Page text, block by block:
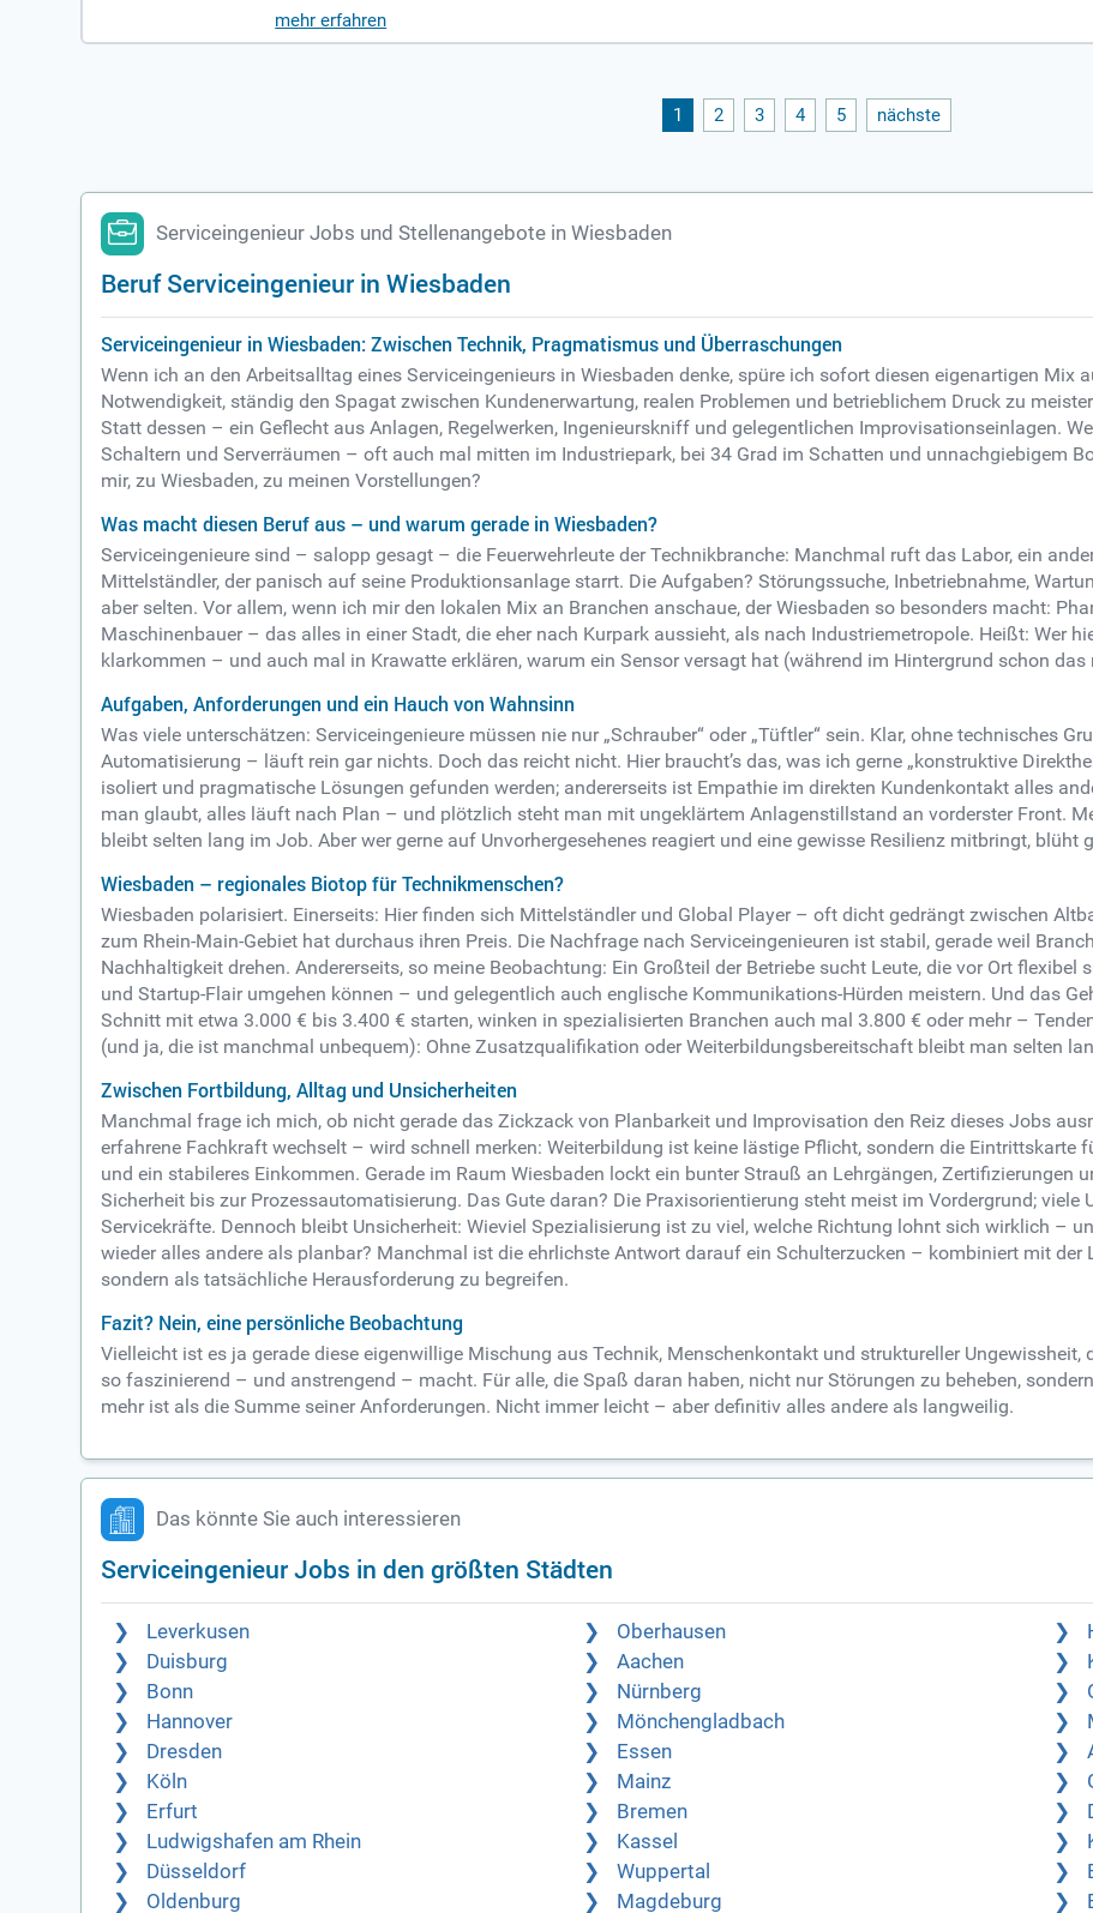
mehr erfahren
1 2 3 4 5 nächste
Serviceingenieur Jobs und Stellenangebote in Wiesbaden
Beruf Serviceingenieur in Wiesbaden
Serviceingenieur in Wiesbaden: Zwischen Technik, Pragmatismus und Überraschungen
Wenn ich an den Arbeitsalltag eines Serviceingenieurs in Wiesbaden denke, spüre ich sofort diesen eigenartigen Mix
Notwendigkeit, ständig den Spagat zwischen Kundenerwartung, realen Problemen und betrieblichem Druck zu
Statt dessen – ein Geflecht aus Anlagen, Regelwerken, Ingenieurskniff und gelegentlichen Improvisationseinlagen.
Schaltern und Serverräumen – oft auch mal mitten im Industriepark, bei 34 Grad im Schatten und unnachgiebigem
mir, zu Wiesbaden, zu meinen Vorstellungen?
Was macht diesen Beruf aus – und warum gerade in Wiesbaden?
Serviceingenieure sind – salopp gesagt – die Feuerwehrleute der Technikbranche: Manchmal ruft das Labor, ein
Mittelständler, der panisch auf seine Produktionsanlage starrt. Die Aufgaben? Störungssuche, Inbetriebnahme,
aber selten. Vor allem, wenn ich mir den lokalen Mix an Branchen anschaue, der Wiesbaden so besonders macht:
Maschinenbauer – das alles in einer Stadt, die eher nach Kurpark aussieht, als nach Industriemetropole. Heißt: Wer
klarkommen – und auch mal in Krawatte erklären, warum ein Sensor versagt hat (während im Hintergrund schon
Aufgaben, Anforderungen und ein Hauch von Wahnsinn
Was viele unterschätzen: Serviceingenieure müssen nie nur „Schrauber“ oder „Tüftler“ sein. Klar, ohne technisches
Automatisierung – läuft rein gar nichts. Doch das reicht nicht. Hier braucht’s das, was ich gerne „konstruktive
isoliert und pragmatische Lösungen gefunden werden; andererseits ist Empathie im direkten Kundenkontakt alles
man glaubt, alles läuft nach Plan – und plötzlich steht man mit ungeklärtem Anlagenstillstand an vorderster Front.
bleibt selten lang im Job. Aber wer gerne auf Unvorhergesehenes reagiert und eine gewisse Resilienz mitbringt,
Wiesbaden – regionales Biotop für Technikmenschen?
Wiesbaden polarisiert. Einerseits: Hier finden sich Mittelständler und Global Player – oft dicht gedrängt zwischen
zum Rhein-Main-Gebiet hat durchaus ihren Preis. Die Nachfrage nach Serviceingenieuren ist stabil, gerade weil
Nachhaltigkeit drehen. Andererseits, so meine Beobachtung: Ein Großteil der Betriebe sucht Leute, die vor Ort
und Startup-Flair umgehen können – und gelegentlich auch englische Kommunikations-Hürden meistern. Und das
Schnitt mit etwa 3.000 € bis 3.400 € starten, winken in spezialisierten Branchen auch mal 3.800 € oder mehr –
(und ja, die ist manchmal unbequem): Ohne Zusatzqualifikation oder Weiterbildungsbereitschaft bleibt man selten
Zwischen Fortbildung, Alltag und Unsicherheiten
Manchmal frage ich mich, ob nicht gerade das Zickzack von Planbarkeit und Improvisation den Reiz dieses Jobs
erfahrene Fachkraft wechselt – wird schnell merken: Weiterbildung ist keine lästige Pflicht, sondern die Eintrittskarte
und ein stabileres Einkommen. Gerade im Raum Wiesbaden lockt ein bunter Strauß an Lehrgängen, Zertifizierungen
Sicherheit bis zur Prozessautomatisierung. Das Gute daran? Die Praxisorientierung steht meist im Vordergrund; viele
Servicekräfte. Dennoch bleibt Unsicherheit: Wieviel Spezialisierung ist zu viel, welche Richtung lohnt sich wirklich –
wieder alles andere als planbar? Manchmal ist die ehrlichste Antwort darauf ein Schulterzucken – kombiniert mit der
sondern als tatsächliche Herausforderung zu begreifen.
Fazit? Nein, eine persönliche Beobachtung
Vielleicht ist es ja gerade diese eigenwillige Mischung aus Technik, Menschenkontakt und struktureller Ungewissheit,
so faszinierend – und anstrengend – macht. Für alle, die Spaß daran haben, nicht nur Störungen zu beheben,
mehr ist als die Summe seiner Anforderungen. Nicht immer leicht – aber definitiv alles andere als langweilig.
Das könnte Sie auch interessieren
Serviceingenieur Jobs in den größten Städten
Leverkusen Oberhausen
Duisburg
Aachen
Bonn
Nürnberg
Hannover
Mönchengladbach
Dresden
Essen
Köln
Mainz
Erfurt
Bremen
Ludwigshafen am Rhein
Kassel
Düsseldorf
Wuppertal
Oldenburg
Magdeburg